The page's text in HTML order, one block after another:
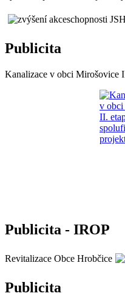
Publicita
Kanalizace v obci Mirošovice
Publicita - IROP
Revitalizace Obce Hrobčice
Publicita